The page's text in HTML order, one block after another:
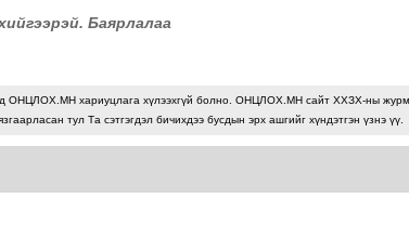
Баярлалаа
ОНЦЛОХ.МН хариуцлага хүлээхгүй болно. ОНЦЛОХ.МН сайт ХХЗХ-ны
тул Та сэтгэгдэл бичихдээ бусдын эрх ашгийг хүндэтгэн үзнэ үү.